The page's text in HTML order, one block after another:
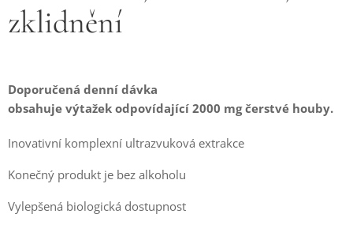
zklidnění
Doporučená denní dávka
obsahuje výtažek odpovídající 2000 mg čerstvé houby.
Inovativní komplexní ultrazvuková extrakce
Konečný produkt je bez alkoholu
Vylepšená biologická dostupnost